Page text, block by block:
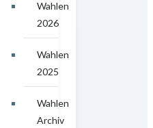
Wahlen
2026
Wahlen
2025
Wahlen
Archiv